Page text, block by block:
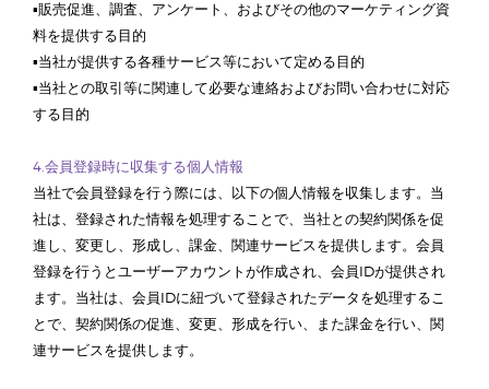
▪販売促進、調査、アンケート、およびその他のマーケティング資
料を提供する目的
▪当社が提供する各種サービス等において定める目的
▪当社との取引等に関連して必要な連絡およびお問い合わせに対応
する目的
4.会員登録時に収集する個人情報
当社で会員登録を行う際には、以下の個人情報を収集します。当
社は、登録された情報を処理することで、当社との契約関係を促
進し、変更し、形成し、課金、関連サービスを提供します。会員
登録を行うとユーザーアカウントが作成され、会員IDが提供され
ます。当社は、会員IDに紐づいて登録されたデータを処理するこ
とで、契約関係の促進、変更、形成を行い、また課金を行い、関
連サービスを提供します。